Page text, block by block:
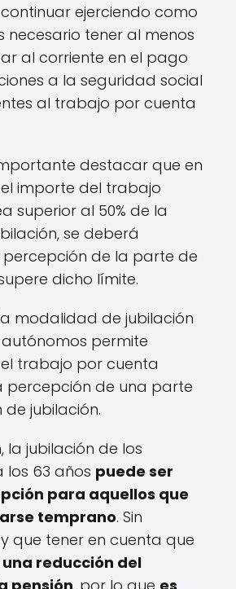
ejerciendo como
necesario tener al menos
al corriente en el pago
a la seguridad social
al trabajo por cuenta
destacar que en
importe del trabajo
superior al 50% de la
se deberá
de la parte de
dicho límite.
modalidad de jubilación
permite
trabajo por cuenta
percepción de una parte
jubilación.
la jubilación de los
63 años puede ser
para aquellos que
temprano. Sin
que tener en cuenta que
reducción del